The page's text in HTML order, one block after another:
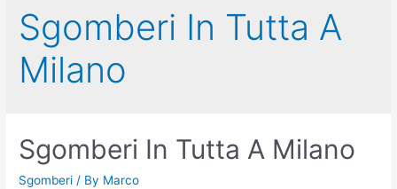
Sgomberi In Tutta A
Milano
Sgomberi In Tutta A Milano
Sgomberi / By Marco